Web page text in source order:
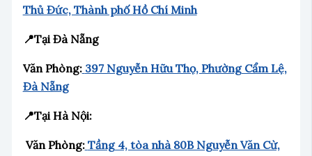
Thủ Đức, Thành phố Hồ Chí Minh
📍Tại Đà Nẵng
Văn Phòng: 397 Nguyễn Hữu Thọ, Phường Cẩm Lệ,
Đà Nẵng
📍Tại Hà Nội:
Văn Phòng: Tầng 4, tòa nhà 80B Nguyễn Văn Cừ,